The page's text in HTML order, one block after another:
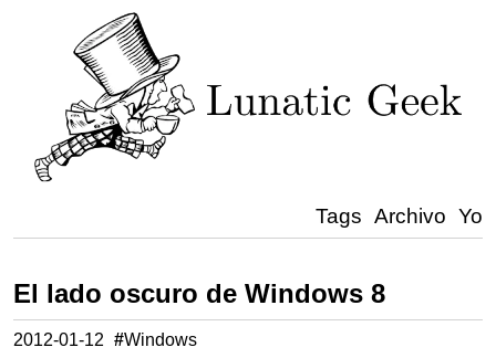
Tags Archivo Yo
El lado oscuro de Windows 8
2012-01-12 #Windows